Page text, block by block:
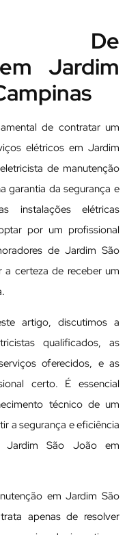
De
Jardim
de contratar um
elétricos em Jardim
de manutenção
garantia da segurança e
instalações elétricas
por um profissional
de Jardim São
certeza de receber um
artigo, discutimos a
qualificados, as
oferecidos, e as
certo. É essencial
técnico de um
a segurança e eficiência
Jardim São João em
em Jardim São
apenas de resolver